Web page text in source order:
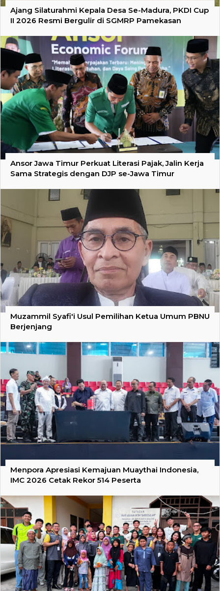
Ajang Silaturahmi Kepala Desa Se-Madura, PKDI Cup
II 2026 Resmi Bergulir di SGMRP Pamekasan
Ansor Jawa Timur Perkuat Literasi Pajak, Jalin Kerja
Sama Strategis dengan DJP se-Jawa Timur
Muzammil Syafi'i Usul Pemilihan Ketua Umum PBNU
Berjenjang
Menpora Apresiasi Kemajuan Muaythai Indonesia,
IMC 2026 Cetak Rekor 514 Peserta